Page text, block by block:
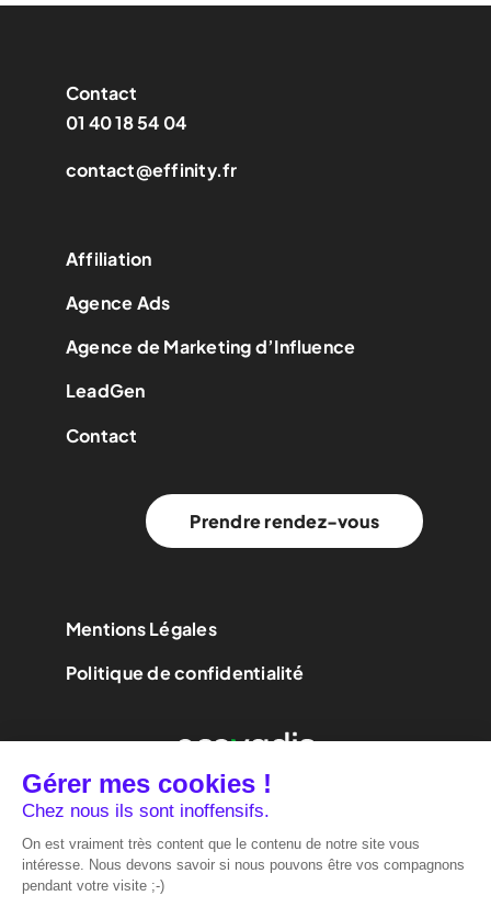
Contact
01 40 18 54 04
contact@effinity.fr
Affiliation
Agence Ads
Agence de Marketing d’Influence
LeadGen
Contact
Prendre rendez-vous
Mentions Légales
Politique de confidentialité